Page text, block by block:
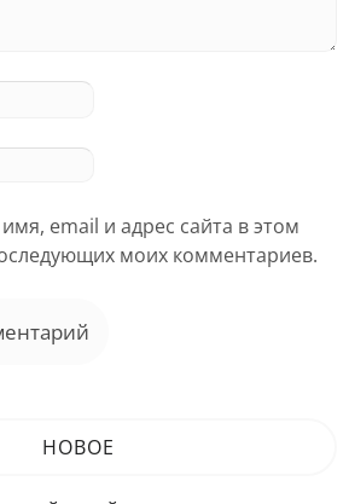
email и адрес сайта в этом
моих комментариев.
НОВОЕ